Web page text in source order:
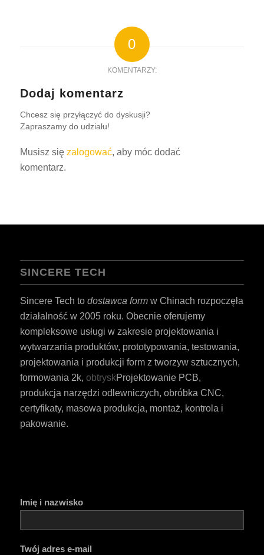
0
KOMENTARZY:
Dodaj komentarz
Chcesz się przyłączyć do dyskusji?
Zapraszamy do udziału!
Musisz się zalogować, aby móc dodać
komentarz.
SINCERE TECH
Sincere Tech to dostawca formw Chinach rozpoczęła
działalność w 2005 roku. Obecnie oferujemy
kompleksowe usługi w zakresie projektowania i
wytwarzania produktów, prototypowania, testowania,
projektowania i produkcji form z tworzyw sztucznych,
formowania 2k, obtryskProjektowanie PCB,
produkcja narzędzi odlewniczych, obróbka CNC,
certyfikaty, masowa produkcja, montaż, kontrola i
pakowanie.
Imię i nazwisko
Twój adres e-mail